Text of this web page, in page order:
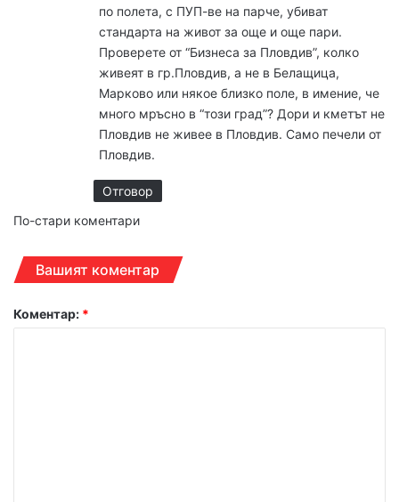
по полета, с ПУП-ве на парче, убиват
стандарта на живот за още и още пари.
Проверете от “Бизнеса за Пловдив”, колко
живеят в гр.Пловдив, а не в Белащица,
Марково или някое близко поле, в имение, че
много мръсно в “този град”? Дори и кметът не
Пловдив не живее в Пловдив. Само печели от
Пловдив.
Отговор
Навигация
за
коментарите
По-стари коментари
Вашият коментар
Коментар: *